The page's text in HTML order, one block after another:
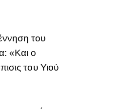
του
«Και ο
του Υιού